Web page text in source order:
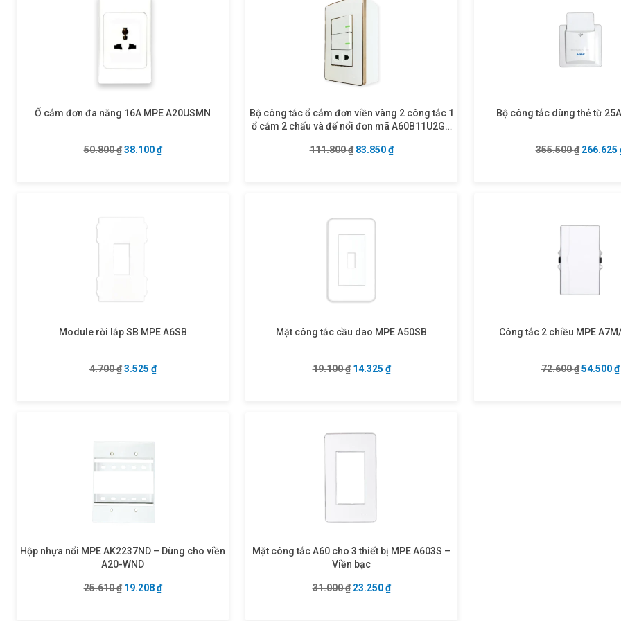
Ổ cắm đơn đa năng 16A MPE A20USMN
50.800₫ Giá gốc là: 50.800 ₫.
38.100₫Giá hiện tại là: 38.100 ₫.
Bộ công tắc ổ cắm đơn viền vàng 2 công tắc 1
ổ cắm 2 chấu và đế nổi đơn mã A60B11U2GV
111.800₫ Giá gốc là: 111.800 ₫.
83.850₫Giá hiện tại là: 83.850 ₫.
Bộ công tắc dùng thẻ từ
355.500₫ Giá gốc
266.625
Module rời lắp SB MPE A6SB
4.700₫ Giá gốc là: 4.700 ₫.
3.525 ₫Giá hiện tại là: 3.525 ₫.
Mặt công tắc cầu dao MPE A50SB
19.100₫ Giá gốc là: 19.100 ₫.
14.325 ₫Giá hiện tại là: 14.325 ₫.
Công tắc 2 chiều MPE
72.600₫ Giá gốc
54.500₫
Hộp nhựa nổi MPE AK2237ND – Dùng cho viền
A20-WND
25.610₫ Giá gốc là: 25.610 ₫.
19.208₫Giá hiện tại là: 19.208 ₫.
Mặt công tắc A60 cho 3 thiết bị MPE A603S –
Viền bạc
31.000₫ Giá gốc là: 31.000 ₫.
23.250₫Giá hiện tại là: 23.250 ₫.